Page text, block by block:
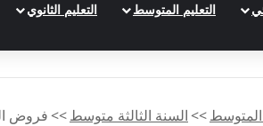
التعليم المتوسط التعليم الثانوي
المتوسط>>السنة الثالثة متوسط>>فروض